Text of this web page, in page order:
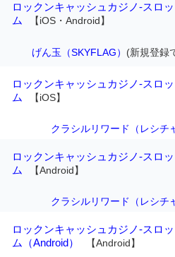
ロックンキャッシュカジノ-スロ
ム
【iOS・Android】
げん玉（SKYFLAG） (新規登録
ロックンキャッシュカジノ-スロ
ム
【iOS】
クラシルリワード（レシチ
ロックンキャッシュカジノ-スロ
ム
【Android】
クラシルリワード（レシチ
ロックンキャッシュカジノ-スロ
ム（Android）
【Android】